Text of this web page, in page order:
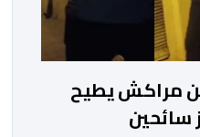
مراكش يطيح
سائحين